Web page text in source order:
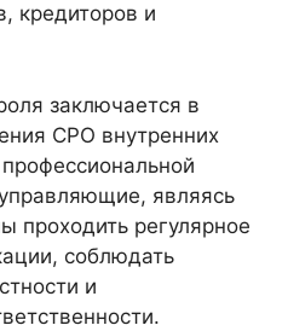
кредиторов и
заключается в
СРО внутренних
являясь
проходить регулярное
соблюдать
и